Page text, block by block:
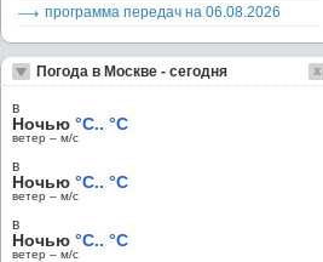
программа передач на 06.08.2026
Погода в Москве - сегодня
в
Ночью °C.. °C
ветер – м/c
в
Ночью °C.. °C
ветер – м/c
в
Ночью °C.. °C
ветер – м/c